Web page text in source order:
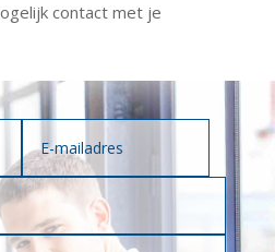
contact met je